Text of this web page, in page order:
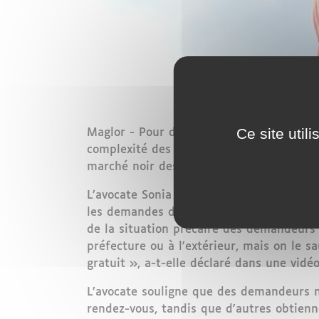
Maglor - Pour de nombreux étrangers
complexité des procédures
marché noir des rendez-vous.
L’avocate Sonia Cherfa Anderson a
les demandes de titres de séjour en
de la situation précaire des
préfecture ou à l'extérieur, mais on le
gratuit », a-t-elle déclaré dans une
L’avocate souligne que des
rendez-vous, tandis que d'autres
Ce site